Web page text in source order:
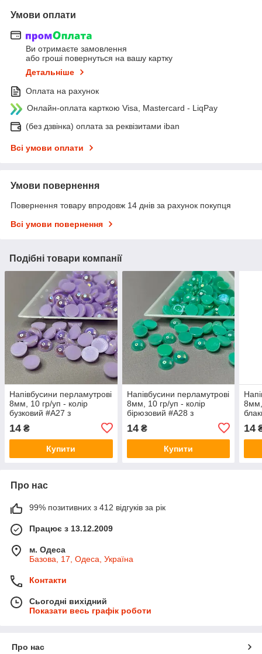
Умови оплати
Ви отримаєте замовлення
або гроші повернуться на вашу картку
Детальніше
Оплата на рахунок
Онлайн-оплата карткою Visa, Mastercard - LiqPay
(без дзвінка) оплата за реквізитами iban
Всі умови оплати
Умови повернення
Повернення товару впродовж 14 днів за рахунок покупця
Всі умови повернення
Подібні товари компанії
Напівбусини перламутрові
8мм, 10 гр/уп - колір
бузковий #А27 з
14 ₴
Купити
Напівбусини перламутрові
8мм, 10 гр/уп - колір
бірюзовий #А28 з
14₴
Купити
8мм,
14
Про нас
99% позитивних з 412 відгуків за рік
Працює з 13.12.2009
м. Одеса
Базова, 17, Одеса, Україна
Контакти
Сьогодні вихідний
Показати весь графік роботи
Про нас